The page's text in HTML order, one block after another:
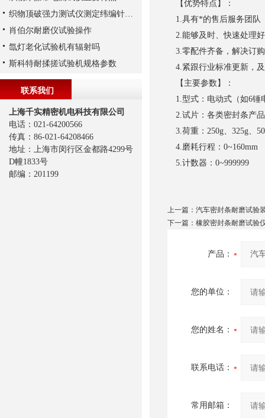
【优势特点】：
1.具有*的售后服务团队
2.能够及时、快速处理
3.零配件齐备，解决订
4.紧跟行业标准更新，
【主要参数】：
1.型式：电动式（如6锤
2.试片：各类密封条产
3.荷重：250g、325g、
4.磨耗行程：0~160mm
5.计数器：0~999999
上一篇： 汽车密封条耐磨试验
下一篇： 橡胶密封条耐磨试验
产品：
您的单位：
您的姓名：
联系电话：
常用邮箱：
织物顶破强力测试仪测定纬编针织物顶破强力解析
肖伯尔耐磨仪试验操作
氙灯老化试验机有辐射吗
斯科特耐揉搓试验机规格参数
联系我们
上海千实精密机电科技有限公司
电话：021-64200566
传真：86-021-64208466
地址：上海市闵行区金都路4299号
D幢1833号
邮编：201199